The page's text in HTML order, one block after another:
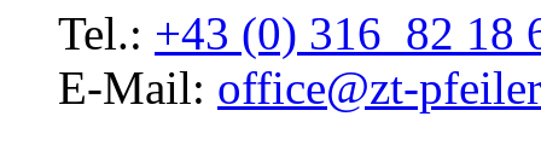
Tel.: +43 (0) 316 82 18
E-Mail: office@zt-